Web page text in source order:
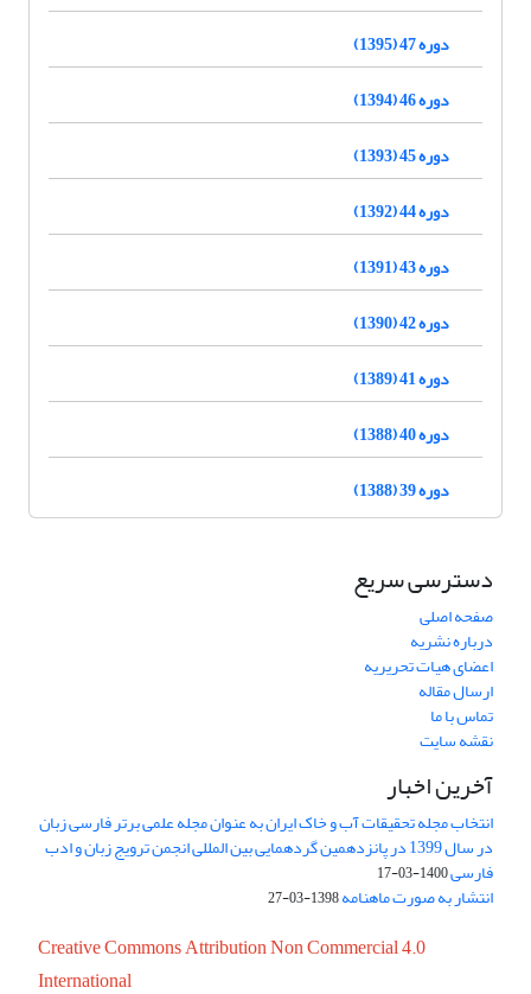
دوره 47 (1395)
دوره 46 (1394)
دوره 45 (1393)
دوره 44 (1392)
دوره 43 (1391)
دوره 42 (1390)
دوره 41 (1389)
دوره 40 (1388)
دوره 39 (1388)
دسترسی سریع
صفحه اصلی
درباره نشریه
اعضای هیات تحریریه
ارسال مقاله
تماس با ما
نقشه سایت
آخرین اخبار
انتخاب مجله تحقیقات آب و خاک ایران به عنوان مجله علمی برتر فارسی زبان
در سال 1399 در پانزدهمین گردهمایی بین المللی انجمن ترویج زبان و ادب
فارسی1400-03-17
انتشار به صورت ماهنامه1398-03-27
Creative Commons Attribution Non Commercial 4.0
International